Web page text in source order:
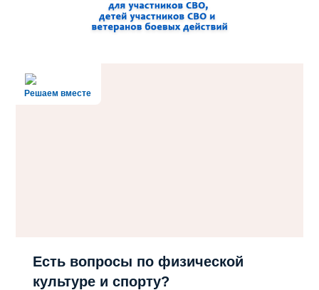
Решаем вместе
Есть вопросы по физической
культуре и спорту?